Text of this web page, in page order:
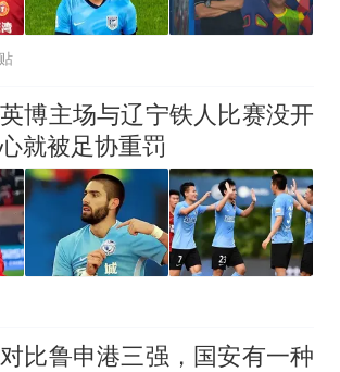
博主场与辽宁铁人比赛没开
就被足协重罚
比鲁申港三强，国安有一种